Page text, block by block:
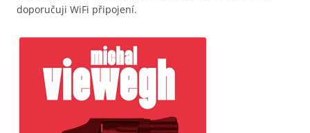
doporučuji WiFi připojení.